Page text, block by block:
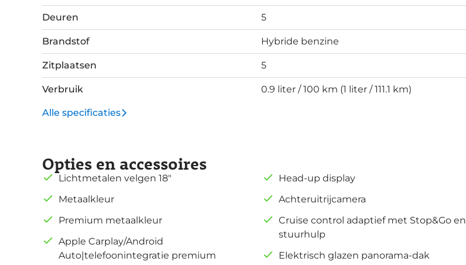
Deuren 5
Brandstof Hybride benzine
Zitplaatsen 5
Verbruik 0.9 liter / 100 km (1 liter / 111.1 km)
Alle specificaties
Opties en accessoires
Lichtmetalen velgen 18"
Metaalkleur
Premium metaalkleur
Apple Carplay/Android
Auto|telefoonintegratie premium
Head-up display
Achteruitrijcamera
Cruise control adaptief met Stop&Go en
stuurhulp
Elektrisch glazen panorama-dak